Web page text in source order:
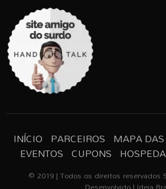
INÍCIO PARCEIROS MAPA
EVENTOS CUPONS
© 2019 | Todos os direitos reservados